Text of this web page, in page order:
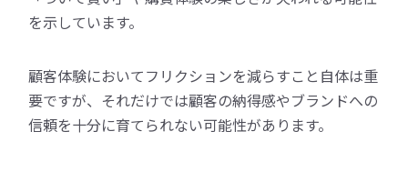
を示しています。
顧客体験においてフリクションを減らすこと自体は重
要ですが、それだけでは顧客の納得感やブランドへの
信頼を十分に育てられない可能性があります。